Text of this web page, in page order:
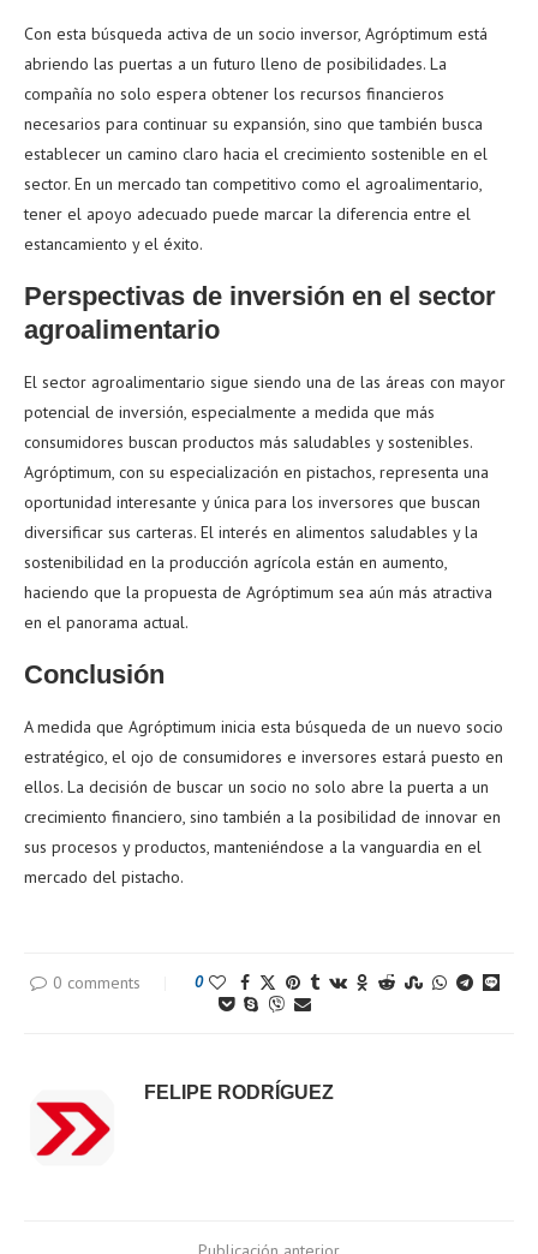
Con esta búsqueda activa de un socio inversor, Agróptimum está
abriendo las puertas a un futuro lleno de posibilidades. La
compañía no solo espera obtener los recursos financieros
necesarios para continuar su expansión, sino que también busca
establecer un camino claro hacia el crecimiento sostenible en el
sector. En un mercado tan competitivo como el agroalimentario,
tener el apoyo adecuado puede marcar la diferencia entre el
estancamiento y el éxito.
Perspectivas de inversión en el sector
agroalimentario
El sector agroalimentario sigue siendo una de las áreas con mayor
potencial de inversión, especialmente a medida que más
consumidores buscan productos más saludables y sostenibles.
Agróptimum, con su especialización en pistachos, representa una
oportunidad interesante y única para los inversores que buscan
diversificar sus carteras. El interés en alimentos saludables y la
sostenibilidad en la producción agrícola están en aumento,
haciendo que la propuesta de Agróptimum sea aún más atractiva
en el panorama actual.
Conclusión
A medida que Agróptimum inicia esta búsqueda de un nuevo socio
estratégico, el ojo de consumidores e inversores estará puesto en
ellos. La decisión de buscar un socio no solo abre la puerta a un
crecimiento financiero, sino también a la posibilidad de innovar en
sus procesos y productos, manteniéndose a la vanguardia en el
mercado del pistacho.
0 comments 0
FELIPE RODRÍGUEZ